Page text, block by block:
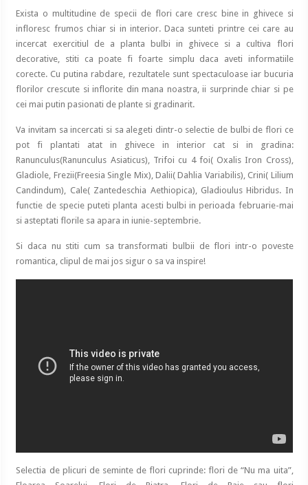
Exista o multitudine de specii de flori care cresc bine in ghivece si
infloresc frumos chiar si in interior. Daca sunteti printre cei care au
incercat exercitiul de a planta bulbi in ghivece si a cultiva flori
decorative, stiti ca poate fi foarte simplu daca aveti informatiile
corecte. Cu putina rabdare, rezultatele sunt spectaculoase iar bucuria
florilor crescute si inflorite din mana noastra, ii surprinde chiar si pe
cei mai putin pasionati de plante si gradinarit.
Va invitam sa incercati si sa alegeti dintr-o selectie de bulbi de flori ce
pot fi plantati atat in ghivece in interior cat si in gradina:
Ranunculus(Ranunculus Asiaticus), Trifoi cu 4 foi( Oxalis Iron Cross),
Gladiole, Frezii(Freesia Single Mix), Dalii( Dahlia Variabilis), Crini( Lilium
Candindum), Cale( Zantedeschia Aethiopica), Gladioulus Hibridus. In
functie de specie puteti planta acesti bulbi in perioada februarie-mai
si asteptati florile sa apara in iunie-septembrie.
Si daca nu stiti cum sa transformati bulbii de flori intr-o poveste
romantica, clipul de mai jos sigur o sa va inspire!
Selectia de plicuri de seminte de flori cuprinde: flori de “Nu ma uita”,